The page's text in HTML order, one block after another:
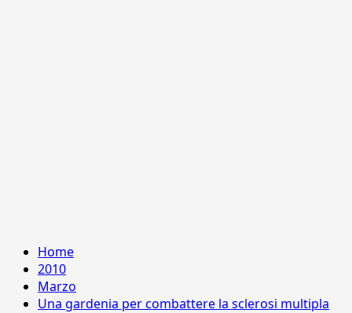
Home
2010
Marzo
Una gardenia per combattere la sclerosi multipla